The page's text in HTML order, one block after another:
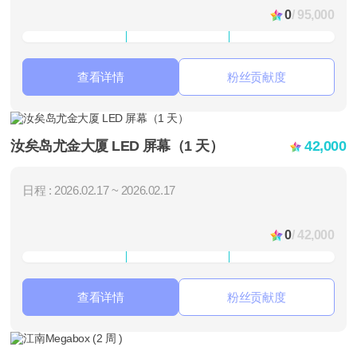
0/ 95,000
查看详情 粉丝贡献度
汝矣岛尤金大厦 LED 屏幕（1 天） 42,000
日程 : 2026.02.17 ~ 2026.02.17
0/ 42,000
查看详情 粉丝贡献度